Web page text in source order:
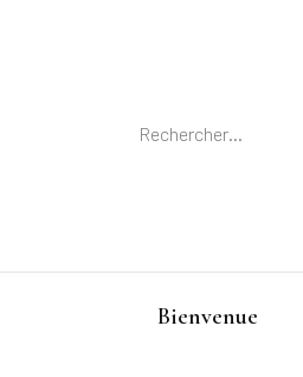
Rechercher :
Bienvenue